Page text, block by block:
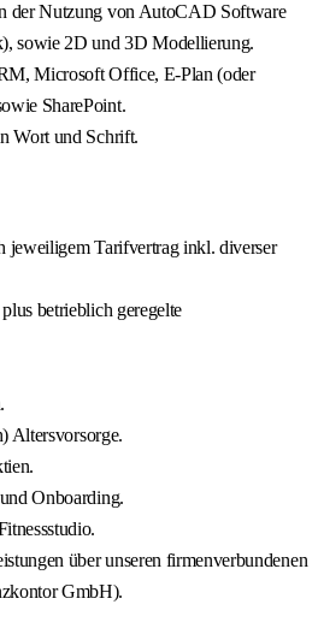
der Nutzung von AutoCAD Software
sowie 2D und 3D Modellierung.
Microsoft Office, E-Plan (oder
SharePoint.
Wort und Schrift.
jeweiligem Tarifvertrag inkl. diverser
betrieblich geregelte
Altersvorsorge.
Onboarding.
über unseren firmenverbundenen
GmbH).